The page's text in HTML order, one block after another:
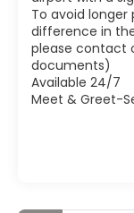
To avoid
difference in
please contact
documents)
Available 24/7
Meet & Greet-